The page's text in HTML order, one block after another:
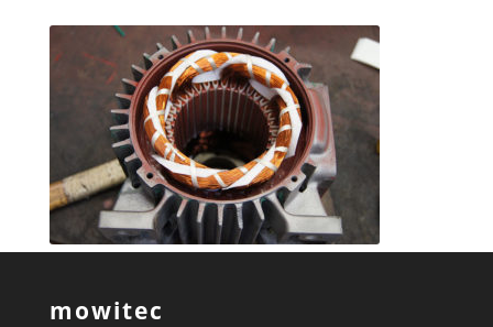
mowitec